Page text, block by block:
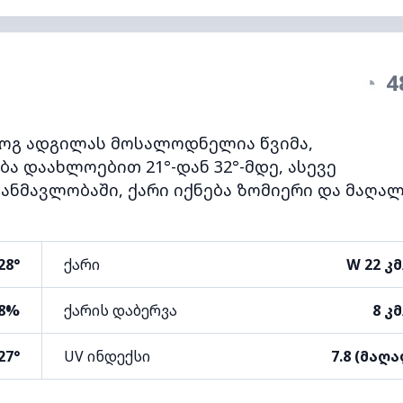
◔
ადგილას მოსალოდნელია წვიმა,
დაახლოებით 21°-დან 32°-მდე, ასევე
ქარი იქნება ზომიერი და
ქარი W 22
ქარის დაბერვა 8
UV ინდექსი 7.8